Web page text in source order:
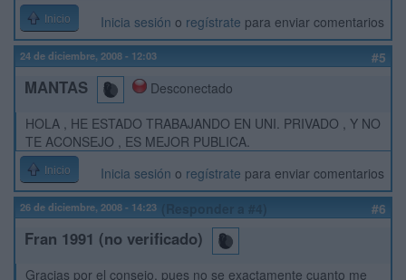
Inicio Inicia sesión o regístrate para enviar comentarios
24 de diciembre, 2008 - 12:03 #5
MANTAS
Desconectado
HOLA , HE ESTADO TRABAJANDO EN UNI. PRIVADO , Y NO
TE ACONSEJO , ES MEJOR PUBLICA.
Inicio Inicia sesión o regístrate para enviar comentarios
26 de diciembre, 2008 - 14:23 #6
Fran 1991 (no verificado)
Gracias por el consejo, pues no se exactamente cuanto me